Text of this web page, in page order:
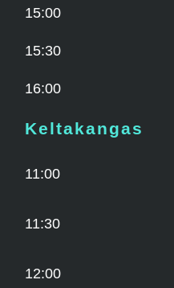
15:00
15:30
16:00
Keltakangas
11:00
11:30
12:00